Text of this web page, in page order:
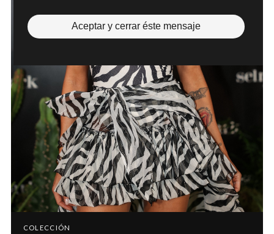
COLECCIÓN
Aceptar y cerrar éste mensaje